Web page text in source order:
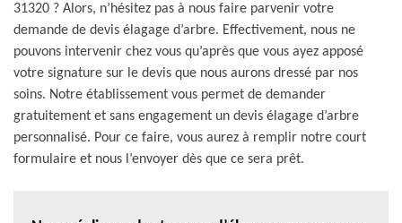
31320 ? Alors, n’hésitez pas à nous faire parvenir votre
demande de devis élagage d’arbre. Effectivement, nous ne
pouvons intervenir chez vous qu’après que vous ayez apposé
votre signature sur le devis que nous aurons dressé par nos
soins. Notre établissement vous permet de demander
gratuitement et sans engagement un devis élagage d’arbre
personnalisé. Pour ce faire, vous aurez à remplir notre court
formulaire et nous l’envoyer dès que ce sera prêt.